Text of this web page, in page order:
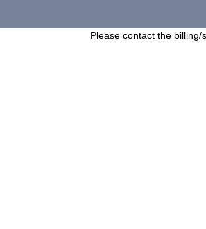
Please contact the